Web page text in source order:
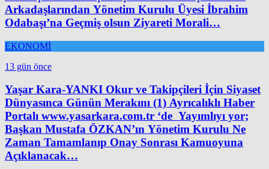
Arkadaşlarından Yönetim Kurulu Üyesi İbrahim
Odabaşı’na Geçmiş olsun Ziyareti Morali…
EKONOMİ
13 gün önce
Yaşar Kara-YANKI Okur ve Takipçileri İçin Siyaset
Dünyasınca Günün Merakını (1) Ayrıcalıklı Haber
Portalı www.yasarkara.com.tr ‘de Yayımlıyı yor;
Başkan Mustafa ÖZKAN’ın Yönetim Kurulu Ne
Zaman Tamamlanıp Onay Sonrası Kamuoyuna
Açıklanacak…